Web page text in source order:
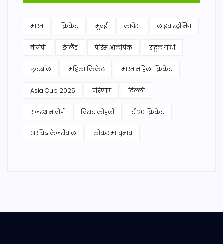
भारत क्रिकेट मुंबई कांग्रेस लाइव स्ट्रीमिंग
बीजेपी इंग्लैंड पेरिस ओलंपिक राहुल गांधी
फुटबॉल महिला क्रिकेट भारत महिला क्रिकेट
Asia Cup 2025 परिणाम दिल्ली
राजस्थान बोर्ड विराट कोहली टी20 क्रिकेट
अरविंद केजरीवाल लोकसभा चुनाव